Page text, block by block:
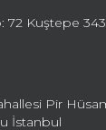
72 Kuştepe
Pir
İstanbul